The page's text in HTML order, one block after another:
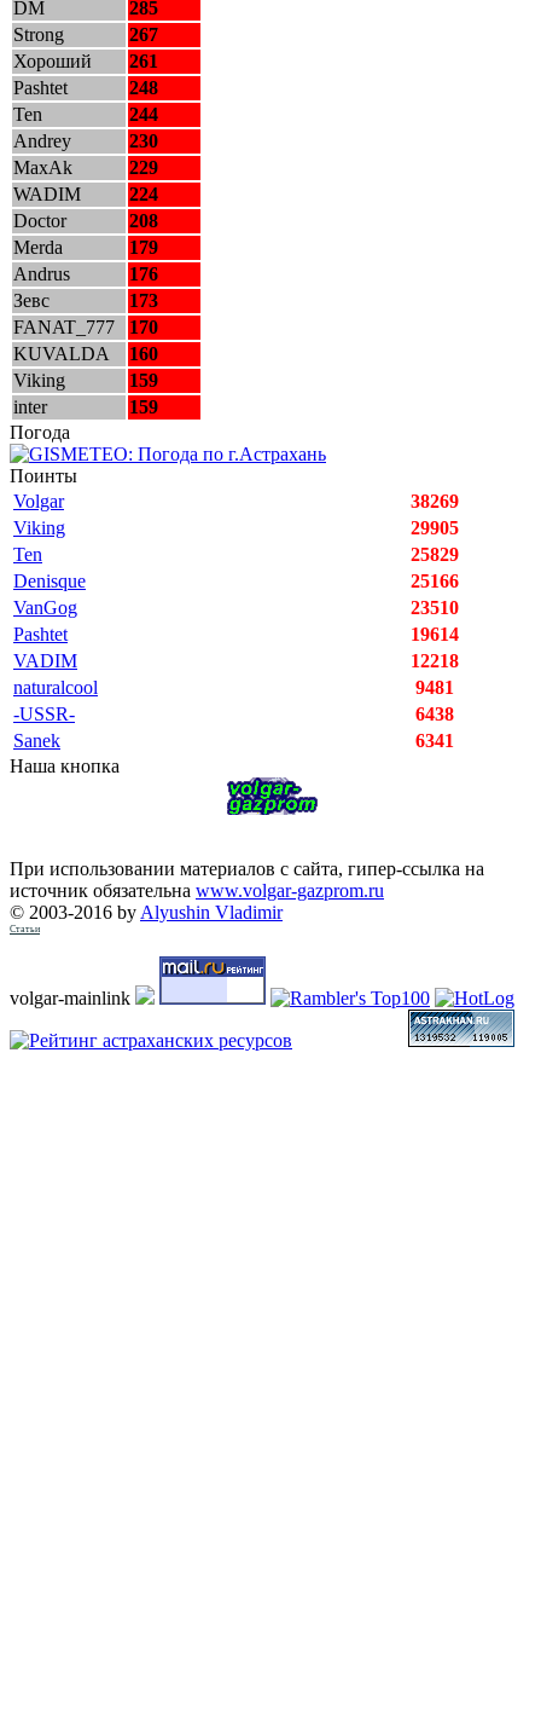
DM
285
Strong
267
Хороший
261
Pashtet
248
Ten
244
Andrey
230
MaxAk
229
WADIM
224
Doctor
208
Merda
179
Andrus
176
Зевс
173
FANAT_777
170
KUVALDA
160
Viking
159
inter
159
Погода
Поинты
Volgar
38269
Viking
29905
Ten
25829
Denisque
25166
VanGog
23510
Pashtet
19614
VADIM
12218
naturalcool
9481
-USSR-
6438
Sanek
6341
Наша кнопка
При использовании материалов с сайта, гипер-ссылка на
источник обязательна www.volgar-gazprom.ru
© 2003-2016 by Alyushin Vladimir
Статьи
volgar-mainlink